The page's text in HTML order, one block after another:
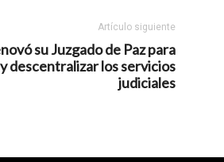
Artículo siguiente
su Juzgado de Paz para
descentralizar los servicios
judiciales